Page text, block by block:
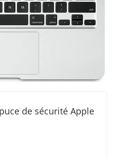
de sécurité Apple